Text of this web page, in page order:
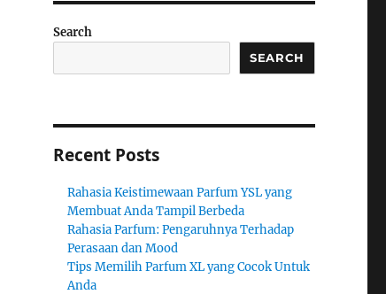
Search
SEARCH
Recent Posts
Rahasia Keistimewaan Parfum YSL yang
Membuat Anda Tampil Berbeda
Rahasia Parfum: Pengaruhnya Terhadap
Perasaan dan Mood
Tips Memilih Parfum XL yang Cocok Untuk
Anda